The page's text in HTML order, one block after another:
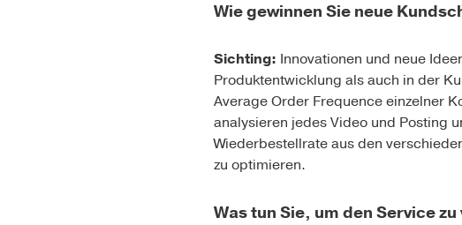
Wie gewinnen Sie neue
Sichting: Innovationen und neue
Produktentwicklung als auch in der
Average Order Frequence einzelner
analysieren jedes Video und Posting
Wiederbestellrate aus den
zu optimieren.
Was tun Sie, um den Service